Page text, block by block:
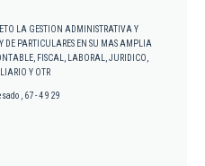
LA GESTION ADMINISTRATIVA Y
DE PARTICULARES EN SU MAS AMPLIA
FISCAL, LABORAL, JURIDICO,
Y OTR
, 67 - 4 9 29